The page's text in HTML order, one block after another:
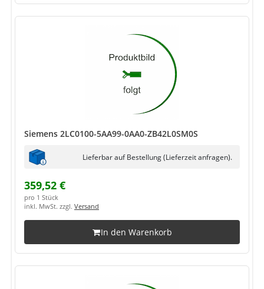
Siemens 2LC0100-5AA99-0AA0-ZB42L0SM0S
Lieferbar auf Bestellung (Lieferzeit anfragen).
359,52 €
pro 1 Stück
inkl. MwSt. zzgl. Versand
In den Warenkorb